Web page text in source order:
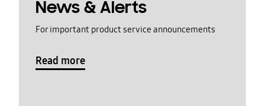
News & Alerts
For important product service announcements
Read more